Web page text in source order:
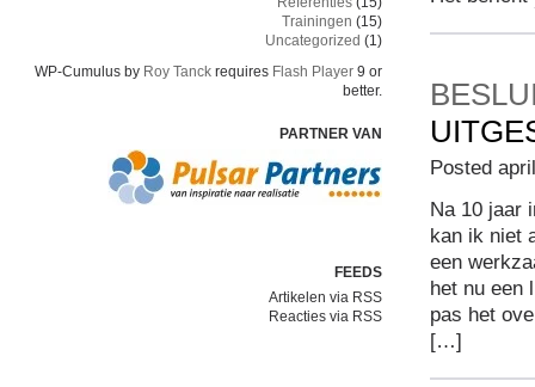
Trainingen (15)
Uncategorized (1)
WP-Cumulus by Roy Tanck requires Flash Player 9 or
better.
PARTNER VAN
FEEDS
Artikelen via RSS
Reacties via RSS
Posted
Na 10 jaar
kan ik niet
een
het nu een
pas het
[…]